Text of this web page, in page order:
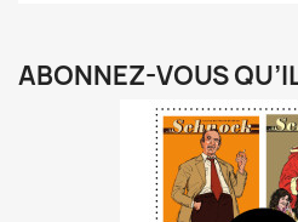
ABONNEZ-VOUS